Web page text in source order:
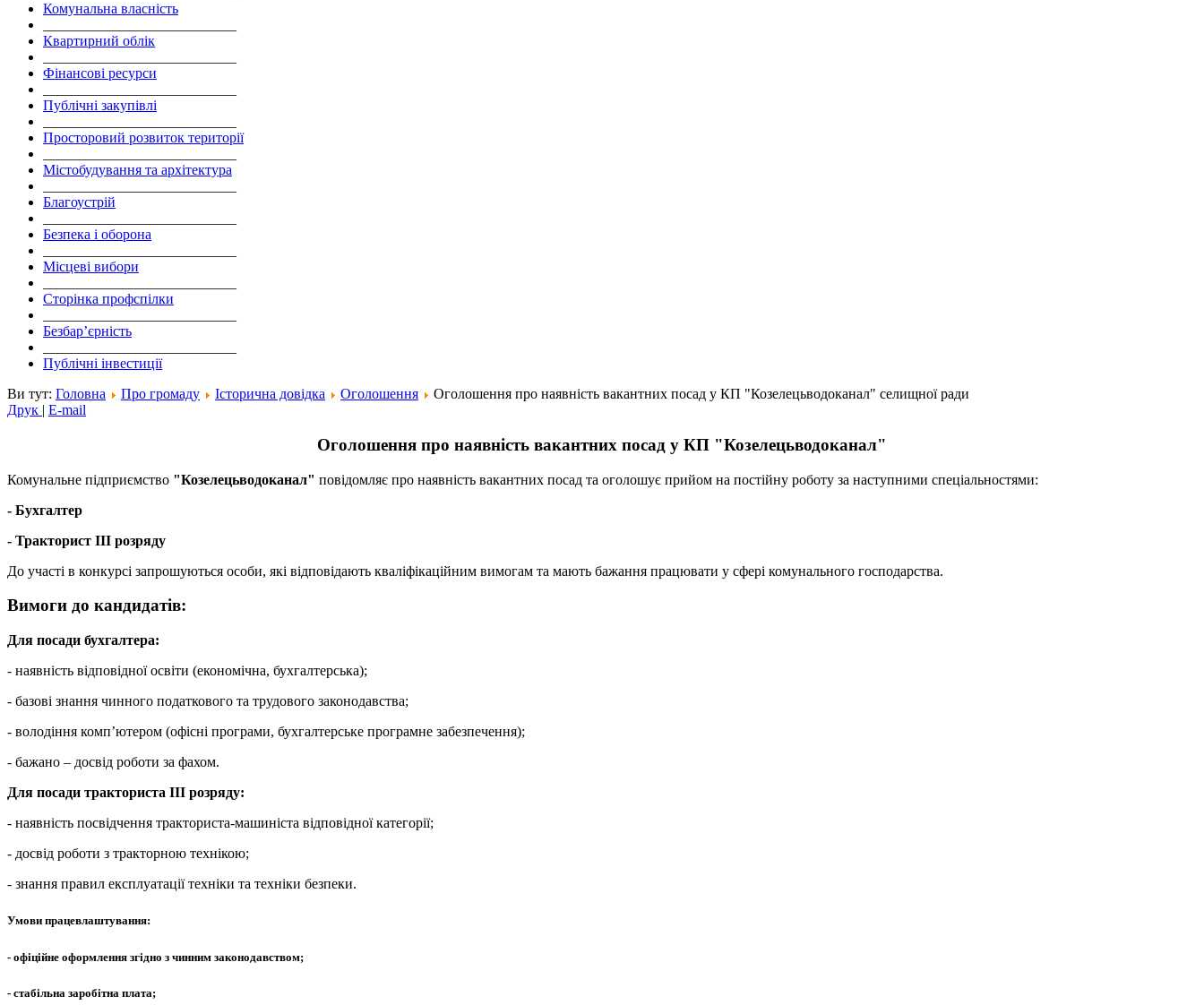
Комунальна власність
Квартирний облік
Фінансові ресурси
Публічні закупівлі
Просторовий розвиток території
Містобудування та архітектура
Благоустрій
Безпека і оборона
Місцеві вибори
Сторінка профспілки
Безбар’єрність
Публічні інвестиції
Ви тут: Головна Про громаду Історична довідка Оголошення
Оголошення про наявність вакантних посад у КП "Козелецьводоканал" селищної ради
Друк | E-mail
Оголошення про наявність вакантних посад у КП "Козелецьводоканал"
Комунальне підприємство "Козелецьводоканал" повідомляє про наявність вакантних посад та оголошує прийом на постійну роботу за наступними спеціальностями:
- Бухгалтер
- Тракторист ІІІ розряду
До участі в конкурсі запрошуються особи, які відповідають кваліфікаційним вимогам та мають бажання працювати у сфері комунального господарства.
Вимоги до кандидатів:
Для посади бухгалтера:
- наявність відповідної освіти (економічна, бухгалтерська);
- базові знання чинного податкового та трудового законодавства;
- володіння комп’ютером (офісні програми, бухгалтерське програмне забезпечення);
- бажано – досвід роботи за фахом.
Для посади тракториста ІІІ розряду:
- наявність посвідчення тракториста-машиніста відповідної категорії;
- досвід роботи з тракторною технікою;
- знання правил експлуатації техніки та техніки безпеки.
Умови працевлаштування:
- офіційне оформлення згідно з чинним законодавством;
- стабільна заробітна плата;